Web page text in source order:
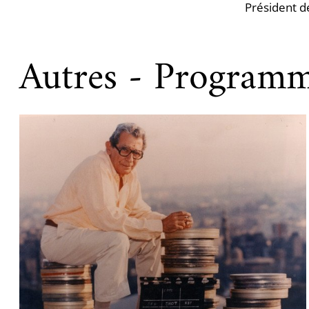
Président
Autres -